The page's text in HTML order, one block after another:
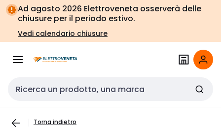
Vai alla
navigazione
Vai
alla
pagina
Ad agosto 2026 Elettroveneta osserverà delle
chiusure per il periodo estivo.
Vedi calendario chiusure
Cerca input
Torna indietro